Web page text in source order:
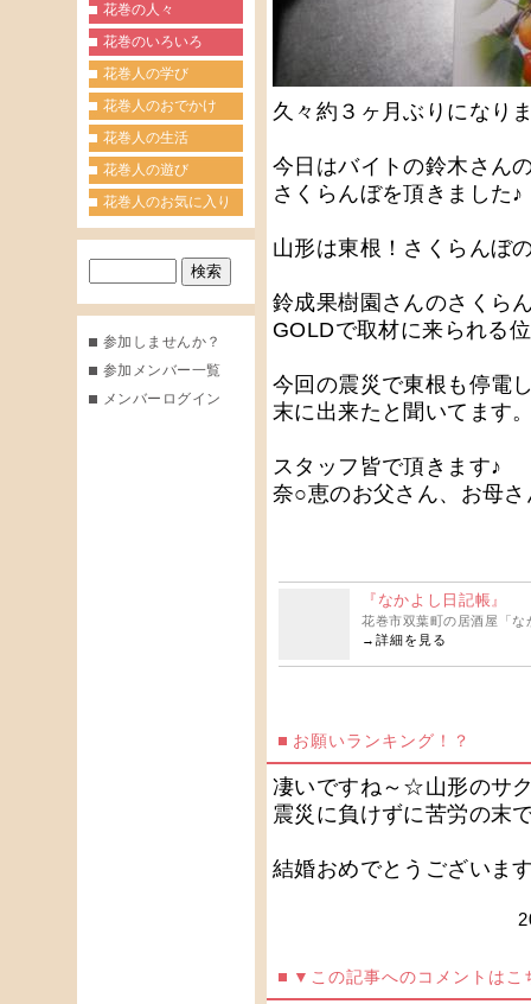
花巻の人々
花巻のいろいろ
花巻人の学び
花巻人のおでかけ
花巻人の生活
花巻人の遊び
花巻人のお気に入り
参加しませんか？
参加メンバー一覧
メンバーログイン
久々約３ヶ月ぶりになり
今日はバイトの鈴木さん
さくらんぼを頂きました♪
山形は東根！さくらんぼ
鈴成果樹園さんのさくら
GOLDで取材に来られる
今回の震災で東根も停電
末に出来たと聞いてます
スタッフ皆で頂きます♪
奈○恵のお父さん、お母
『なかよし日記帳』
花巻市双葉町の居酒屋「
→ 詳細を見る
お願いランキング！？
凄いですね～☆山形のサ
震災に負けずに苦労の末
結婚おめでとうございま
▼この記事へのコメントはこ